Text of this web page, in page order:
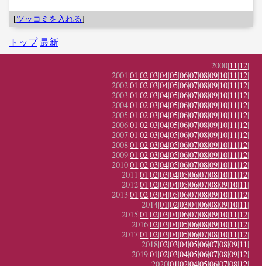
[ツッコミを入れる]
トップ 最新
2000|11|12|
2001|01|02|03|04|05|06|07|08|09|10|11|12|
2002|01|02|03|04|05|06|07|08|09|10|11|12|
2003|01|02|03|04|05|06|07|08|09|10|11|12|
2004|01|02|03|04|05|06|07|08|09|10|11|12|
2005|01|02|03|04|05|06|07|08|09|10|11|12|
2006|01|02|03|04|05|06|07|08|09|10|11|12|
2007|01|02|03|04|05|06|07|08|09|10|11|12|
2008|01|02|03|04|05|06|07|08|09|10|11|12|
2009|01|02|03|04|05|06|07|08|09|10|11|12|
2010|01|02|03|04|05|06|07|08|09|10|11|12|
2011|01|02|03|04|05|06|07|08|10|11|12|
2012|01|02|03|04|05|06|07|08|09|10|11|
2013|01|02|03|04|05|06|07|08|09|10|11|12|
2014|01|02|03|04|06|08|09|10|11|
2015|01|02|03|04|06|07|08|09|10|11|12|
2016|02|03|04|05|06|08|09|10|11|12|
2017|01|02|03|04|05|06|07|08|10|11|12|
2018|02|03|04|05|06|07|08|09|11|
2019|01|02|03|04|05|06|07|08|09|12|